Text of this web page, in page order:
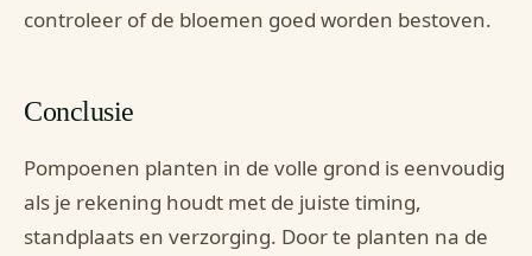
controleer of de bloemen goed worden bestoven.
Conclusie
Pompoenen planten in de volle grond is eenvoudig
als je rekening houdt met de juiste timing,
standplaats en verzorging. Door te planten na de